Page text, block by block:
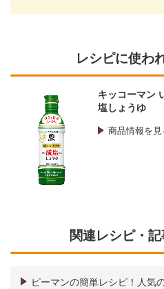
レシピに使わ
キッコーマン
塩しょうゆ
商品情報を見
関連レシピ・
ピーマンの簡単レシピ！人気